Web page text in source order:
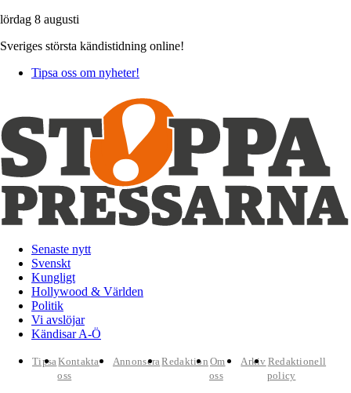
lördag 8 augusti
Sveriges största kändistidning online!
Tipsa oss om nyheter!
Senaste nytt
Svenskt
Kungligt
Hollywood & Världen
Politik
Vi avslöjar
Kändisar A-Ö
TipsaKontakta
oss
AnnonseraRedaktion Om
oss
Arkiv Redaktionell
policy